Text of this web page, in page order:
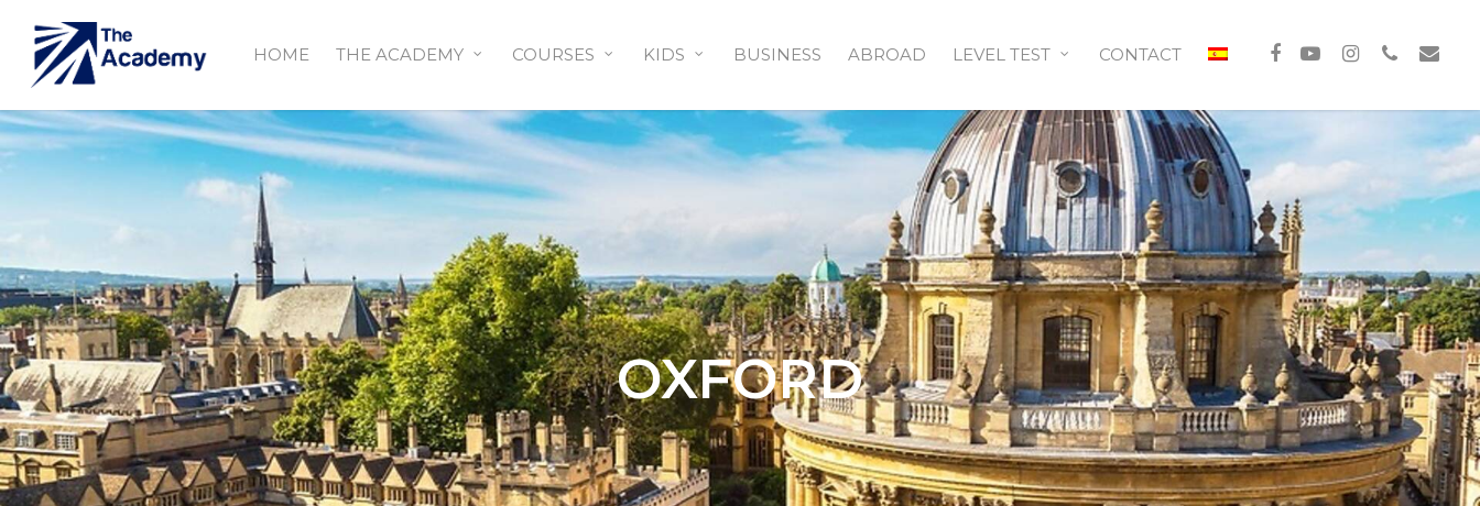
HOME THE ACADEMY COURSES KIDS BUSINESS ABROAD LEVEL TEST CONTACT
OXFORD